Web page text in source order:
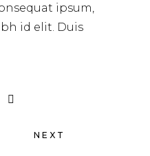
ipsum,
id elit. Duis
NEXT